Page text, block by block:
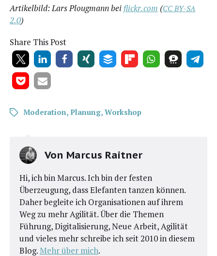
Arti­kel­bild: Lars Ploug­mann bei flickr.com (CC BY-SA
2.0)
Share This Post
Moderation, Planung, Workshop
Von Marcus Raitner
Hi, ich bin Marcus. Ich bin der festen
Überzeugung, dass Elefanten tanzen können.
Daher begleite ich Organisationen auf ihrem
Weg zu mehr Agilität. Über die Themen
Führung, Digitalisierung, Neue Arbeit, Agilität
und vieles mehr schreibe ich seit 2010 in diesem
Blog.Mehr über mich.